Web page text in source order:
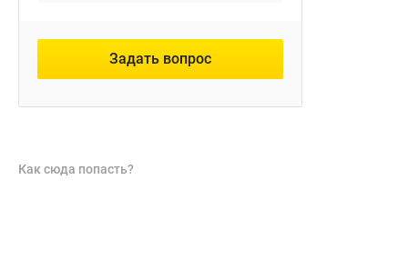
Задать вопрос
Как сюда попасть?